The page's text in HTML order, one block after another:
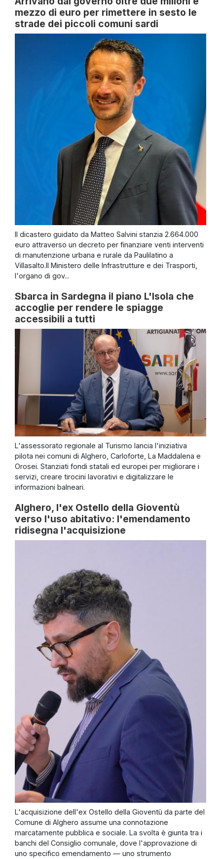
mezzo di euro per rimettere in sesto le
strade dei piccoli comuni sardi
Il dicastero guidato da Matteo Salvini stanzia 2.664.000
euro attraverso un decreto per finanziare venti interventi
di manutenzione urbana e rurale da Paulilatino a
Villasalto.Il Ministero delle Infrastrutture e dei Trasporti,
l'organo di gov...
Sbarca in Sardegna il piano L'Isola che
accoglie per rendere le spiagge
accessibili a tutti
L'assessorato regionale al Turismo lancia l'iniziativa
pilota nei comuni di Alghero, Carloforte, La Maddalena e
Orosei. Stanziati fondi statali ed europei per migliorare i
servizi, creare tirocini lavorativi e digitalizzare le
informazioni balneari.
Alghero, l'ex Ostello della Gioventù
verso l'uso abitativo: l'emendamento
ridisegna l'acquisizione
L'acquisizione dell'ex Ostello della Gioventù da parte del
Comune di Alghero assume una connotazione
marcatamente pubblica e sociale. La svolta è giunta tra i
banchi del Consiglio comunale, dove l'approvazione di
uno specifico emendamento — uno strumento